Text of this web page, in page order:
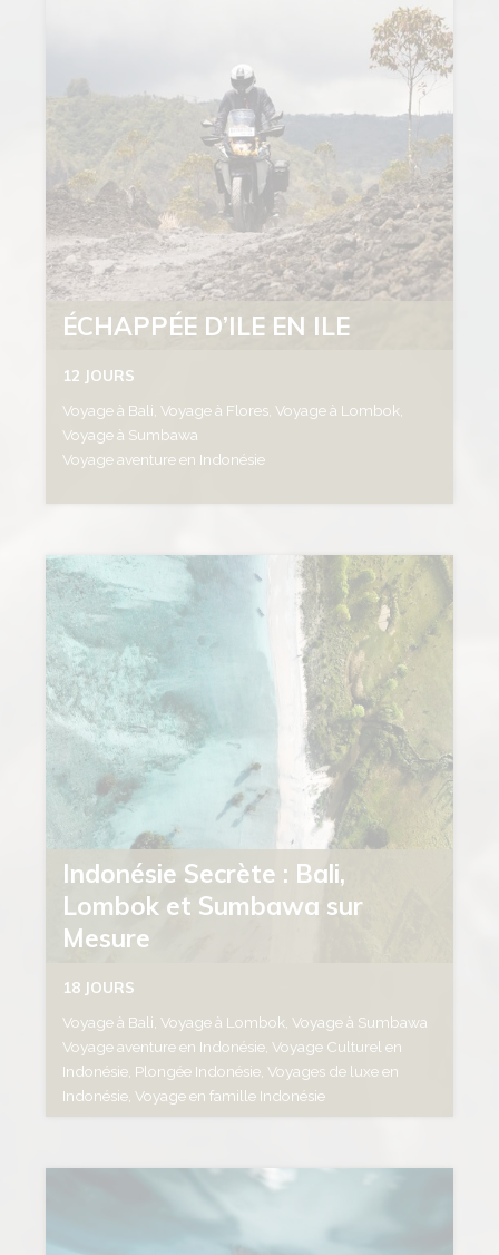
ÉCHAPPÉE D’ILE EN ILE
12 JOURS
Voyage à Bali, Voyage à Flores, Voyage à Lombok,
Voyage à Sumbawa
Voyage aventure en Indonésie
Indonésie Secrète : Bali,
Lombok et Sumbawa sur
Mesure
18 JOURS
Voyage à Bali, Voyage à Lombok, Voyage à Sumbawa
Voyage aventure en Indonésie, Voyage Culturel en
Indonésie, Plongée Indonésie, Voyages de luxe en
Indonésie, Voyage en famille Indonésie